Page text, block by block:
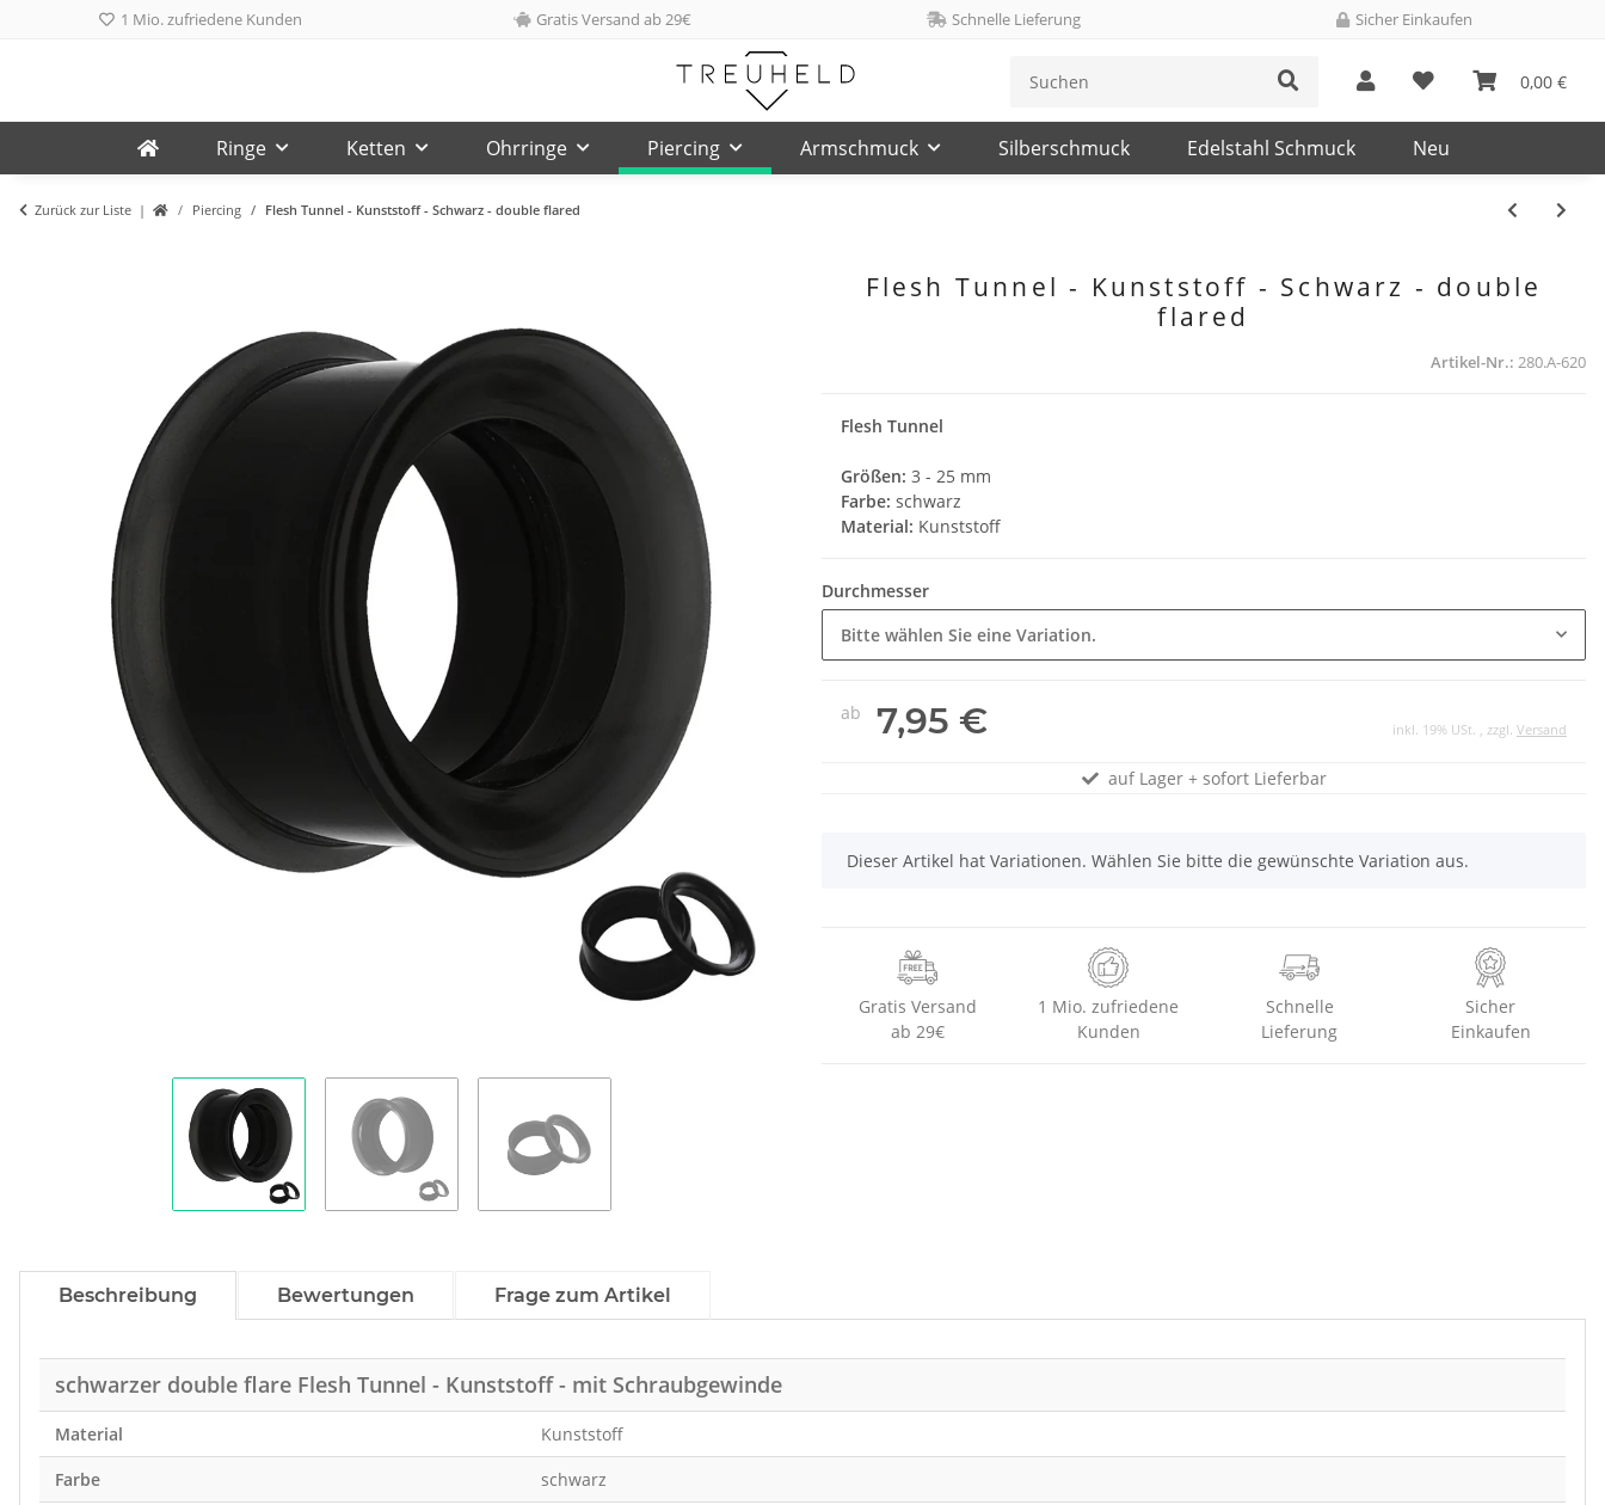
1 Mio. zufriedene Kunden Gratis Versand ab 29€ Schnelle Lieferung Sicher Einkaufen
0,00 €
Ringe Ketten Ohrringe Piercing Armschmuck Silberschmuck Edelstahl Schmuck Neu
Zurück zur Liste Piercing Flesh Tunnel - Kunststoff - Schwarz - double flared
Flesh Tunnel - Kunststoff - Schwarz - double
flared
Artikel-Nr.: 280.A-620
Flesh Tunnel
Größen: 3 - 25 mm
Farbe: schwarz
Material: Kunststoff
Durchmesser
Bitte wählen Sie eine Variation.
ab 7,95 € inkl. 19% USt. , zzgl. Versand
auf Lager + sofort Lieferbar
x
Dieser Artikel hat Variationen. Wählen Sie bitte die gewünschte Variation aus.
Gratis Versand
ab 29€
1 Mio. zufriedene
Kunden
Schnelle
Lieferung
Sicher
Einkaufen
Beschreibung Bewertungen Frage zum Artikel
schwarzer double flare Flesh Tunnel - Kunststoff - mit Schraubgewinde
Material
Kunststoff
Farbe
schwarz